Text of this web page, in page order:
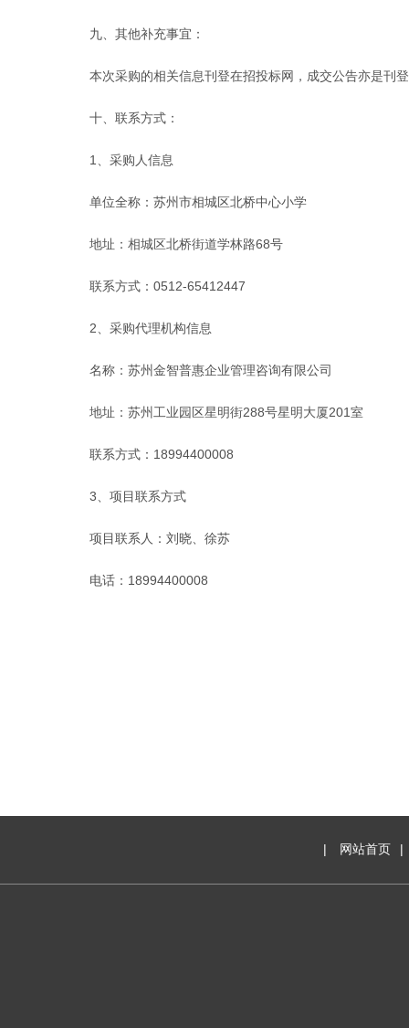
九、其他补充事宜：
本次采购的相关信息刊登在招投标网，成交公告亦是刊
十、联系方式：
1、采购人信息
单位全称：苏州市相城区北桥中心小学
地址： 相城区北桥街道学林路68号
联系方式：0512-65412447
2、采购代理机构信息
名称：苏州金智普惠企业管理咨询有限公司
地址： 苏州工业园区星明街288号星明大厦201室
联系方式： 18994400008
3、项目联系方式
项目联系人：刘晓、徐苏
电话： 18994400008
| 网站首页 |